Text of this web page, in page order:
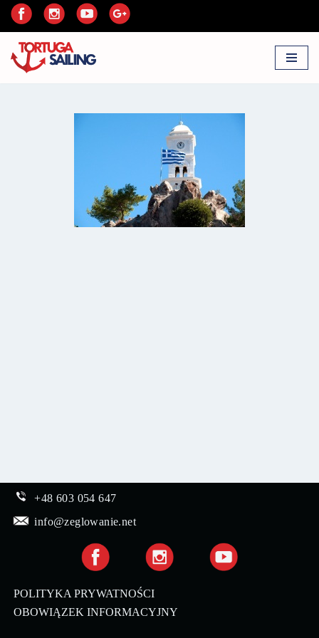
do
treści
+48 603 054 647
info@zeglowanie.net
POLITYKA PRYWATNOŚCI
OBOWIĄZEK INFORMACYJNY